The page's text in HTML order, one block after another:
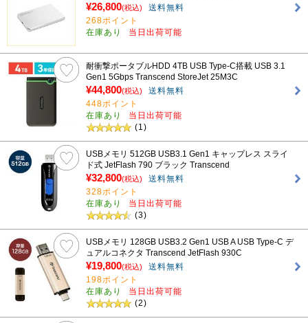
¥26,800(税込)
送料無料
268ポイント
在庫あり
当日出荷可能
耐衝撃ポータブルHDD 4TB USB Type-C搭載 USB 3.1
Gen1 5Gbps Transcend StoreJet 25M3C
¥44,800(税込)
送料無料
448ポイント
在庫あり
当日出荷可能
(1)
USBメモリ 512GB USB3.1 Gen1 キャップレス スライ
ド式 JetFlash 790 ブラック Transcend
¥32,800(税込)
送料無料
328ポイント
在庫あり
当日出荷可能
(3)
USBメモリ 128GB USB3.2 Gen1 USB A USB Type-C デ
ュアルコネクタ Transcend JetFlash 930C
¥19,800(税込)
送料無料
198ポイント
在庫あり
当日出荷可能
(2)